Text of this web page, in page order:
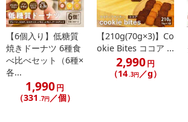
【6個入り】低糖質
焼きドーナツ 6種食
べ比べセット（6種×
各...
1,990円
（331 .7円／個）
【210g(70g×3)】Co
okie Bites ココア ...
2,990円
（14.3円／g）